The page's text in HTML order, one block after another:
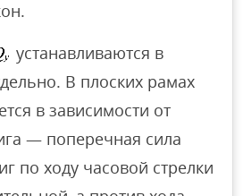
устанавливаются в
В плоских рамах
в зависимости от
— поперечная сила
по ходу часовой стрелки